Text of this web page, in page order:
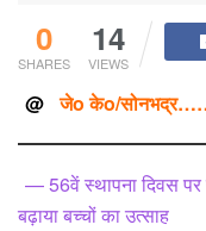
0
SHARES
14
VIEWS
@ जेo केo/
— 56वें स्थापना दिवस पर
बढ़ाया बच्चों का उत्साह